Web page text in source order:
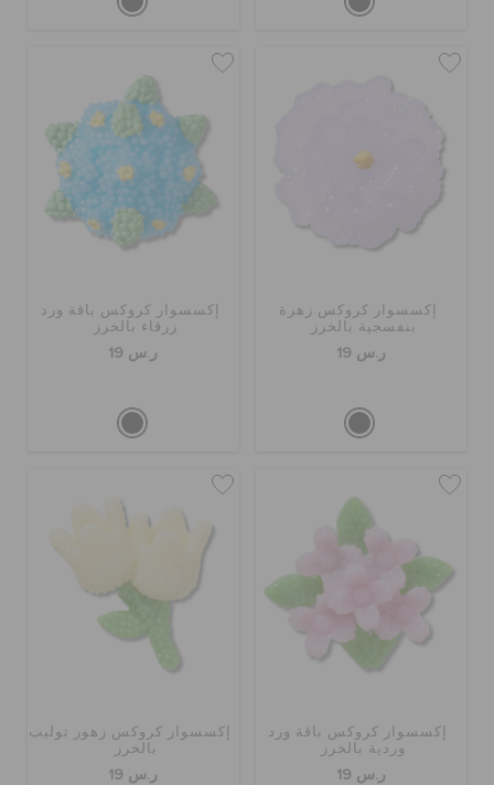
إكسسوار كروكس زهرة
بنفسجية بالخرز
ر.س 19
إكسسوار كروكس باقة ورد
زرقاء بالخرز
ر.س 19
إكسسوار كروكس باقة ورد
وردية بالخرز
ر.س 19
إكسسوار كروكس زهور توليب
بالخرز
ر.س 19